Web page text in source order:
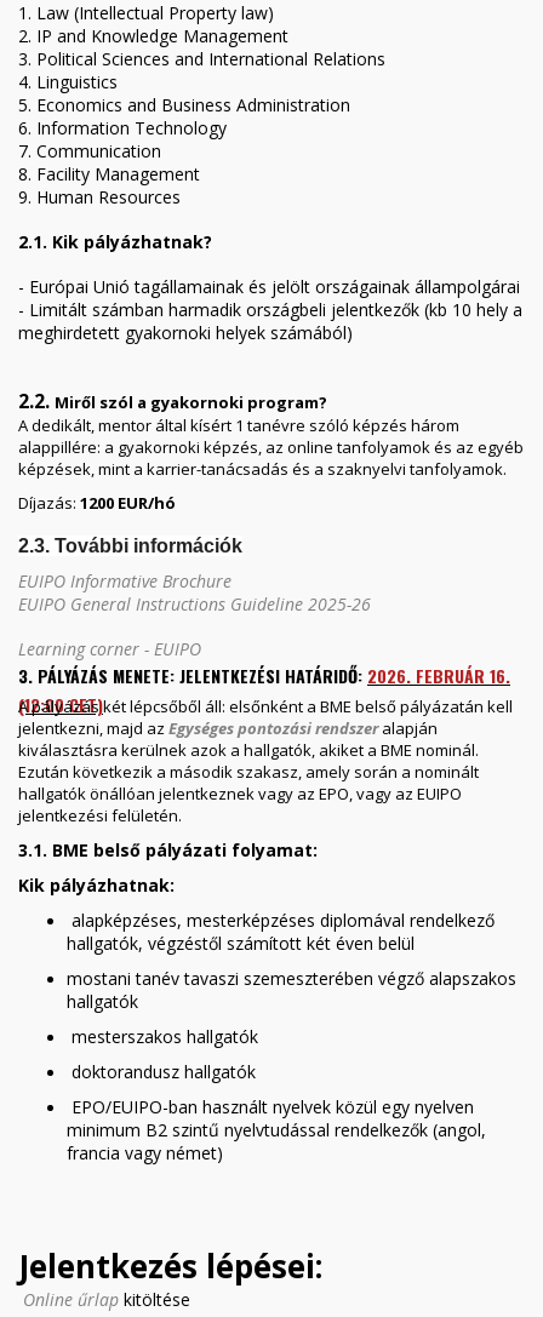
1. Law (Intellectual Property law)
2. IP and Knowledge Management
3. Political Sciences and International Relations
4. Linguistics
5. Economics and Business Administration
6. Information Technology
7. Communication
8. Facility Management
9. Human Resources
2.1. Kik pályázhatnak?
- Európai Unió tagállamainak és jelölt országainak állampolgárai
- Limitált számban harmadik országbeli jelentkezők (kb 10 hely a
meghirdetett gyakornoki helyek számából)
2.2. Miről szól a gyakornoki program?
A dedikált, mentor által kísért 1 tanévre szóló képzés három
alappillére: a gyakornoki képzés, az online tanfolyamok és az egyéb
képzések, mint a karrier-tanácsadás és a szaknyelvi tanfolyamok.
Díjazás: 1200 EUR/hó
2.3. További információk
EUIPO Informative Brochure
EUIPO General Instructions Guideline 2025-26
Learning corner - EUIPO
3. PÁLYÁZÁS MENETE: JELENTKEZÉSI HATÁRIDŐ: 2026. FEBRUÁR 16.
(12:00 CET)
A pályázás két lépcsőből áll: elsőnként a BME belső pályázatán kell
jelentkezni, majd az Egységes pontozási rendszeralapján
kiválasztásra kerülnek azok a hallgatók, akiket a BME nominál.
Ezután következik a második szakasz, amely során a nominált
hallgatók önállóan jelentkeznek vagy az EPO, vagy az EUIPO
jelentkezési felületén.
3.1. BME belső pályázati folyamat:
Kik pályázhatnak:
alapképzéses, mesterképzéses diplomával rendelkező
hallgatók, végzéstől számított két éven belül
mostani tanév tavaszi szemeszterében végző alapszakos
hallgatók
mesterszakos hallgatók
doktorandusz hallgatók
EPO/EUIPO-ban használt nyelvek közül egy nyelven
minimum B2 szintű nyelvtudással rendelkezők (angol,
francia vagy német)
Jelentkezés lépései:
Online űrlap kitöltése